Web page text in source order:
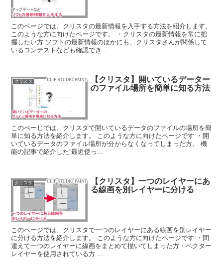
このページでは、クリスタの最新情報を入手する方法を紹介します。
このような方に向けたページです。 ・クリスタの最新情報を常に把
握したい方 ソフトの最新情報のほかにも、クリスタさんが関係して
いるコンテストなども確認でき...
クリスタ
【クリスタ】開いているデーター
のファイル場所を簡単に知る方法
このぺーじでは、クリスタで開いているデータのファイルの場所を簡
単に知る方法を紹介します。 このような方に向けたページです ・開
いているデータのファイル場所が分からなくなってしまった方。 機
能の記事で紹介した”最近使っ...
クリスタ
【クリスタ】一つのレイヤーにあ
る線画を別レイヤーに分ける
このページでは、クリスタで一つのレイヤーにある線画を別レイヤー
に分ける方法を紹介します。 このような方に向けたページです ・間
違えて一つのレイヤーに線画をまとめて描いてしまった方・ベクター
レイヤーを使用されている方 ...